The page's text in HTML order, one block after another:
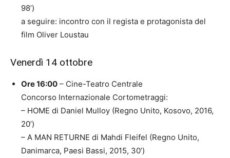
98’)
a seguire: incontro con il regista e protagonista del
film Oliver Loustau
Venerdì 14 ottobre
Ore 16:00 – Cine-Teatro Centrale
Concorso Internazionale Cortometraggi:
– HOME di Daniel Mulloy (Regno Unito, Kosovo, 2016,
20’)
– A MAN RETURNE di Mahdi Fleifel (Regno Unito,
Danimarca, Paesi Bassi, 2015, 30’)